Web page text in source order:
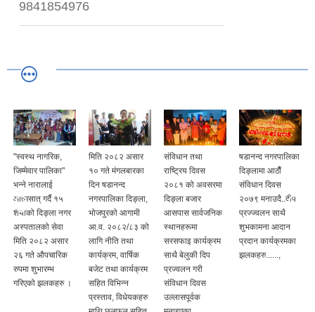
9841854976
"स्वस्थ नागरिक,
जिम्मेवार पालिका"
भन्ने नारालाई
आत्मसात् गर्दै १५
शैयाको दिङ्ला नगर
अस्पतालको सेवा
मिति २०८२ असार
२६ गते औपचारिक
रुपमा शुभारम्भ
गरिएको झलकहरु ।
मिति २०८२ असार
१० गते मंगलबारका
दिन षडानन्द
नगरपालिका दिङ्ला,
भोजपुरको आगामी
आ.व. २०८२/८३ को
लागि नीति तथा
कार्यक्रम, वार्षिक
बजेट तथा कार्यक्रम
सहित विभिन्न
प्रस्ताव, विधेयकहरु
संविधान तथा
राष्ट्रिय दिवस
२०८१ को अवसरमा
दिङ्ला बजार
आसपास सार्वजनिक
स्थानहरूमा
सरसफाइ कार्यक्रम
साथै बेलुकी दिप
प्रज्वलन गरी
संविधान दिवस
उल्लासपूर्वक
षडानन्द नगरपालिका
दिङ्लामा आठौैं
संविधान दिवस
२०७९ मनाउदै..दीप
प्रज्ज्वलन साथै
शुभकामना आदान
प्रदान कार्यक्रमका
झलकहरु......,